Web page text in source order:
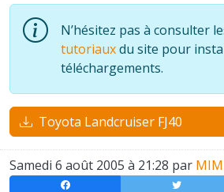
N’hésitez pas à consulter
tutoriauxdu site pour
téléchargements.
Toyota Landcruiser FJ40
Samedi 6 août 2005 à 21:28 par